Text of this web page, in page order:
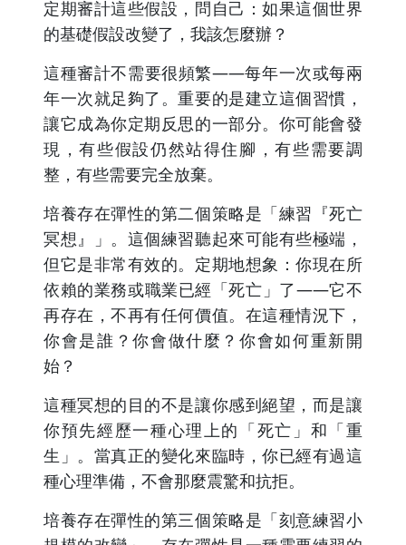
定期審計這些假設，問自己：如果這個世界
的基礎假設改變了，我該怎麼辦？
這種審計不需要很頻繁——每年一次或每兩
年一次就足夠了。重要的是建立這個習慣，
讓它成為你定期反思的一部分。你可能會發
現，有些假設仍然站得住腳，有些需要調
整，有些需要完全放棄。
培養存在彈性的第二個策略是「練習『死亡
冥想』」。這個練習聽起來可能有些極端，
但它是非常有效的。定期地想象：你現在所
依賴的業務或職業已經「死亡」了——它不
再存在，不再有任何價值。在這種情況下，
你會是誰？你會做什麼？你會如何重新開
始？
這種冥想的目的不是讓你感到絕望，而是讓
你預先經歷一種心理上的「死亡」和「重
生」。當真正的變化來臨時，你已經有過這
種心理準備，不會那麼震驚和抗拒。
培養存在彈性的第三個策略是「刻意練習小